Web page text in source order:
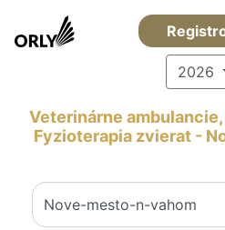
2026
Veterinárne
Fyzioterapia zvierat -